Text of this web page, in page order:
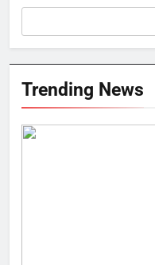
Trending News